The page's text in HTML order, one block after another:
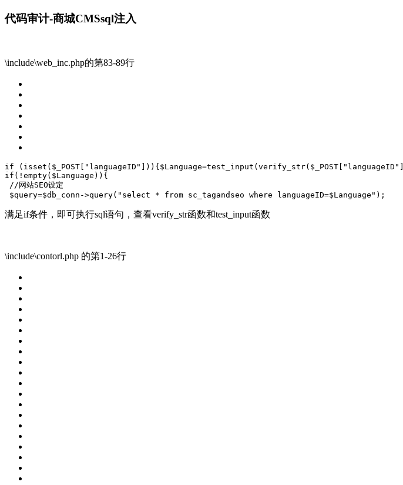
代码审计-商城CMSsql注入
\include\web_inc.php的第83-89行
if ( isset ($_POST[ "languageID" ])){$Language=test_input(verify_str($_POST[ "languageID"
if (! empty($Language)){
//网站SEO设定
$query=$db_conn->query( "select * from sc_tagandseo where languageID=$Language" );
满足if条件，即可执行sql语句，查看verify_str函数和test_input函数
\include\contorl.php 的第1-26行